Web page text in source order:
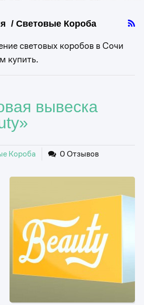
/ Световые Короба
световых коробов в Сочи
купить.
вывеска
Короба 0 Отзывов